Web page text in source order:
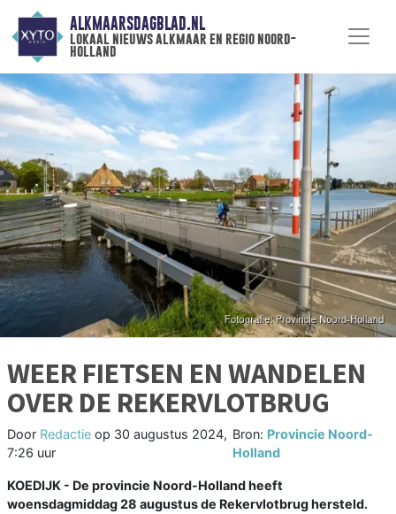
ALKMAARSDAGBLAD.NL
lokaal nieuws alkmaar en regio noord-
holland
WEER FIETSEN EN WANDELEN
OVER DE REKERVLOTBRUG
Door Redactie op 30 augustus 2024,
7:26 uur
Bron: Provincie Noord-
Holland
KOEDIJK - De provincie Noord-Holland heeft
woensdagmiddag 28 augustus de Rekervlotbrug hersteld.